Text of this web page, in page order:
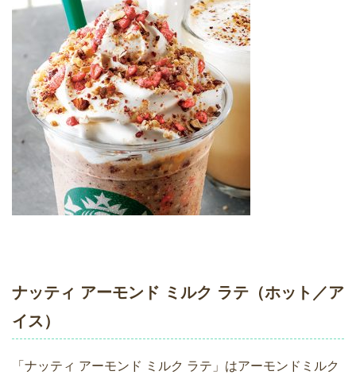
ナッティ アーモンド ミルク ラテ（ホット／ア
イス）
「ナッティ アーモンド ミルク ラテ」はアーモンドミルク